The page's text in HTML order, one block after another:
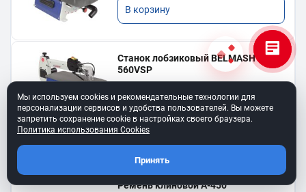
В корзину
Станок лобзиковый BELMASH SS-
560VSP
В корзину
Ремень клиновой A-450
Мы используем cookies и рекомендательные технологии для
персонализации сервисов и удобства пользователей. Вы можете
запретить сохранение cookie в настройках своего браузера.
Политика использования Cookies
Принять